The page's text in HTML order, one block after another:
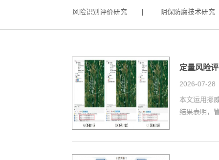
风险识别评价研究 阴保防腐技术研究
定量风险
2026-07-28
本文运用挪
结果表明，